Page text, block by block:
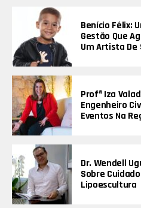
Benício Félix:
Gestão Que
Um Artista De
Profª Iza
Engenheiro
Eventos Na
Dr. Wendell
Sobre
Lipoescultura